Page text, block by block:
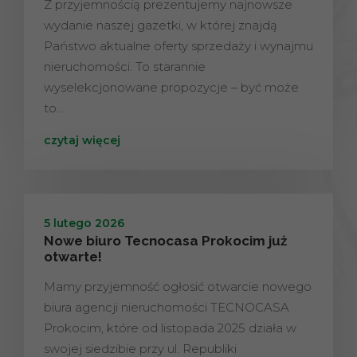
Z przyjemnością prezentujemy najnowsze
wydanie naszej gazetki, w której znajdą
Państwo aktualne oferty sprzedaży i wynajmu
nieruchomości. To starannie
wyselekcjonowane propozycje – być może
to…
czytaj więcej
5 lutego 2026
Nowe biuro Tecnocasa Prokocim już
otwarte!
Mamy przyjemność ogłosić otwarcie nowego
biura agencji nieruchomości TECNOCASA
Prokocim, które od listopada 2025 działa w
swojej siedzibie przy ul. Republiki